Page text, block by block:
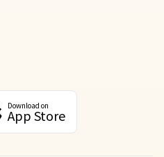
Download on
App Store